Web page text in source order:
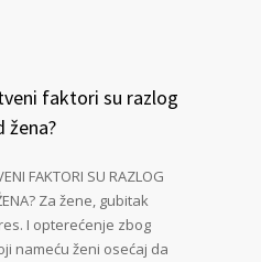
faktori su razlog
žena?
FAKTORI SU RAZLOG
Za žene, gubitak
I opterećenje zbog
nameću ženi osećaj da